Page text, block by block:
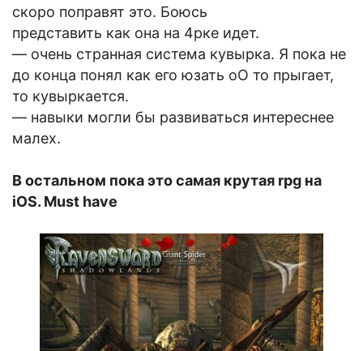
скоро поправят это. Боюсь
представить как она на 4рке идет.
— очень странная система кувырка. Я пока не
до конца понял как его юзать оО то прыгает,
то кувыркается.
— навыки могли бы развиваться интереснее
малех.
В остальном пока это самая крутая rpg на
iOS. Must have